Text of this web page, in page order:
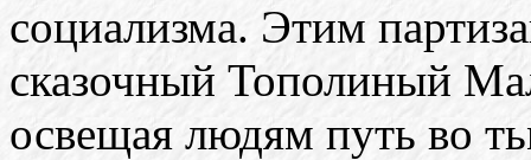
социализма. Этим
сказочный Тополиный
освещая людям путь во